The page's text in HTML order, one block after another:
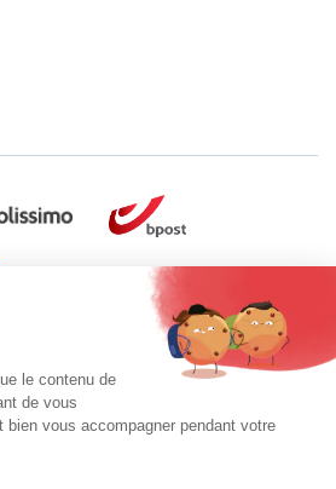
le contenu de
de vous
bien vous accompagner pendant votre